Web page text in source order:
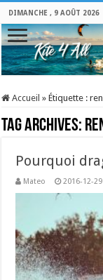
DIMANCHE , 9 AOÛT 2026
Accueil » Étiquette :
Tag Archives:
Pourquoi
Mateo 2016-12-29